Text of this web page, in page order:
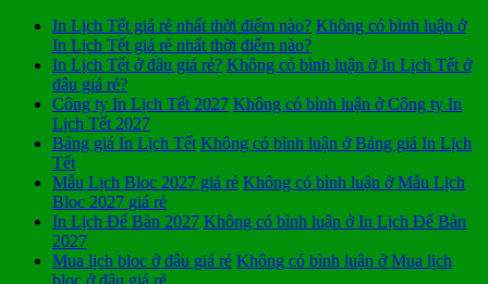
In Lịch Tết giá rẻ nhất thời điểm nào? Không có bình luận ở
In Lịch Tết giá rẻ nhất thời điểm nào?
In Lịch Tết ở đâu giá rẻ? Không có bình luận ở In Lịch Tết ở
đâu giá rẻ?
Công ty In Lịch Tết 2027 Không có bình luận ở Công ty In
Lịch Tết 2027
Bảng giá In Lịch Tết Không có bình luận ở Bảng giá In Lịch
Tết
Mẫu Lịch Bloc 2027 giá rẻ Không có bình luận ở Mẫu Lịch
Bloc 2027 giá rẻ
In Lịch Để Bàn 2027 Không có bình luận ở In Lịch Để Bàn
2027
Mua lịch bloc ở đâu giá rẻ Không có bình luận ở Mua lịch